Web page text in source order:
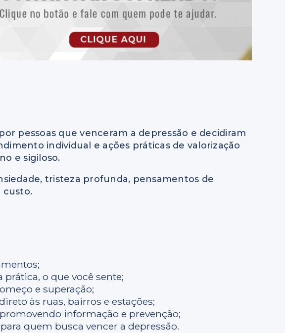
pessoas que venceram a depressão e decidiram
individual e ações práticas de valorização
e sigiloso.
tristeza profunda, pensamentos de
custo.
o que você sente;
e superação;
às ruas, bairros e estações;
informação e prevenção;
quem busca vencer a depressão.